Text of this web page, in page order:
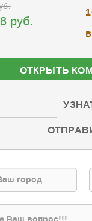
руб.
ОТКРЫТЬ